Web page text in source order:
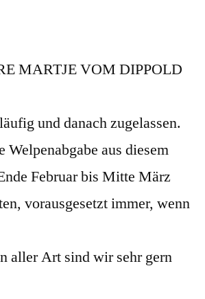
MARTJE VOM DIPPOLD
und danach zugelassen.
Welpenabgabe aus diesem
Februar bis Mitte März
vorausgesetzt immer, wenn
aller Art sind wir sehr gern